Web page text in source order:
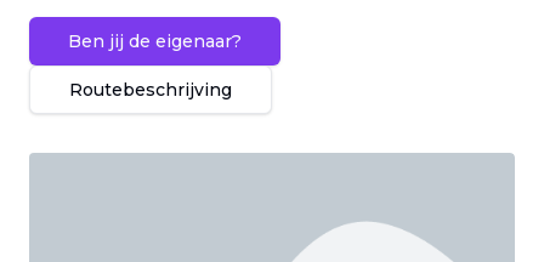
Ben jij de eigenaar?
Routebeschrijving